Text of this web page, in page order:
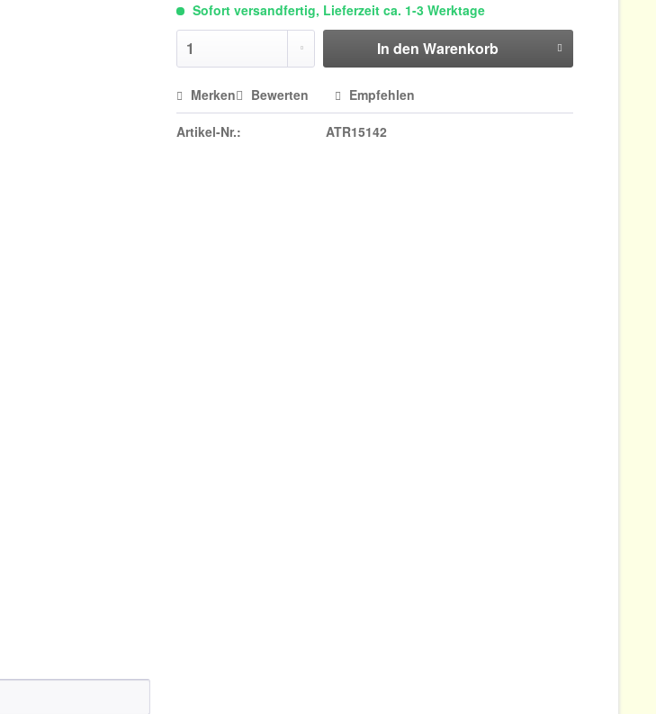
Sofort versandfertig, Lieferzeit ca. 1-3 Werktage
In den Warenkorb
Merken Bewerten Empfehlen
Artikel-Nr.: ATR15142